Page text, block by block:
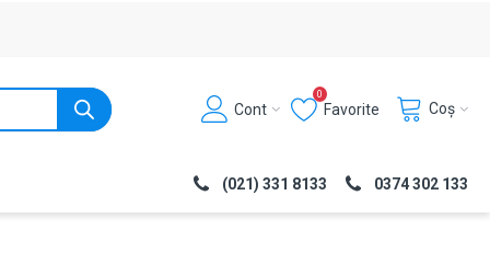
Cont
0
Favorite Coș
(021) 331 8133 0374 302 133